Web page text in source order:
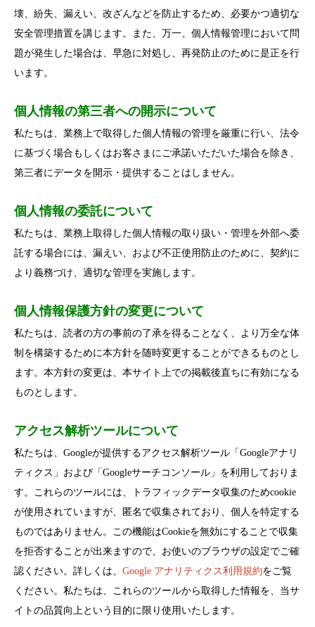
壊、紛失、漏えい、改ざんなどを防止するため、必要かつ適切な
安全管理措置を講じます。また、万一、個人情報管理において問
題が発生した場合は、早急に対処し、再発防止のために是正を行
います。
個人情報の第三者への開示について
私たちは、業務上で取得した個人情報の管理を厳重に行い、法令
に基づく場合もしくはお客さまにご承諾いただいた場合を除き、
第三者にデータを開示・提供することはしません。
個人情報の委託について
私たちは、業務上取得した個人情報の取り扱い・管理を外部へ委
託する場合には、漏えい、および不正使用防止のために、契約に
より義務づけ、適切な管理を実施します。
個人情報保護方針の変更について
私たちは、読者の方の事前の了承を得ることなく、より万全な体
制を構築するために本方針を随時変更することができるものとし
ます。本方針の変更は、本サイト上での掲載後直ちに有効になる
ものとします。
アクセス解析ツールについて
私たちは、Googleが提供するアクセス解析ツール「Googleアナリ
ティクス」および「Googleサーチコンソール」を利用しておりま
す。これらのツールには、トラフィックデータ収集のためcookie
が使用されていますが、匿名で収集されており、個人を特定する
ものではありません。この機能はCookieを無効にすることで収集
を拒否することが出来ますので、お使いのブラウザの設定でご確
認ください。詳しくは、 Google アナリティクス利用規約をご覧
ください。私たちは、これらのツールから取得した情報を、当サ
イトの品質向上という目的に限り使用いたします。